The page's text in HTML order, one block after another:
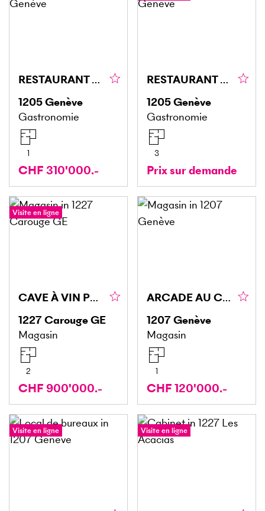
RESTAURANT À PLAINPALAIS AVEC BELLE RENTABILITÉ !
1205Genève
Gastronomie
1
CHF 310'000.-
RESTAURANT DANS UN QUARTIER ANIME
1205Genève
Gastronomie
3
Prix sur demande
Visite en ligne
CAVE À VIN PRESTIGIEUX, QUARTIER CHARMANT, CAROUGE
1227Carouge GE
Magasin
2
CHF 900'000.-
ARCADE AU CENTRE DES EAUX-VIVES
1207Genève
Magasin
1
CHF 120'000.-
Visite en ligne Visite en ligne